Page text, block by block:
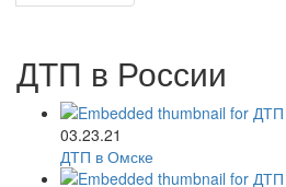
ДТП в России
03.23.21
ДТП в Омске